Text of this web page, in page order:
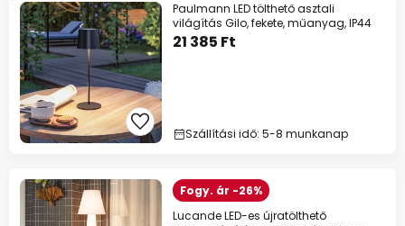
Paulmann LED tölthető asztali
világítás Gilo, fekete, műanyag, IP44
21 385 Ft
Szállítási idő: 5-8 munkanap
Fogy. ár -26%
Lucande LED-es újratölthető